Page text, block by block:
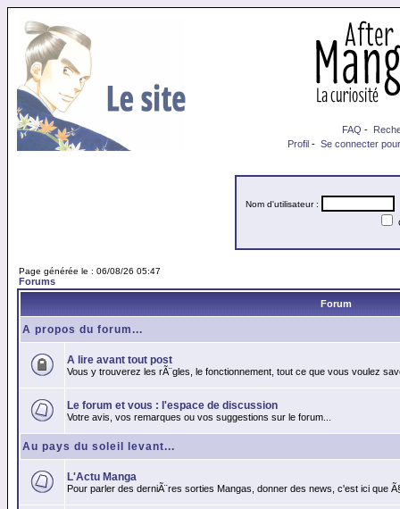
FAQ -
Profil - Se connecter
Nom d'utilisateur :
Page générée le : 06/08/26 05:47
Forums
Forum
A propos du forum...
A lire avant tout post
Vous y trouverez les rÃ¨gles, le fonctionnement, tout ce que vous voulez
Le forum et vous : l'espace de discussion
Votre avis, vos remarques ou vos suggestions sur le forum...
Au pays du soleil levant...
L'Actu Manga
Pour parler des derniÃ¨res sorties Mangas, donner des news, c'est ici que